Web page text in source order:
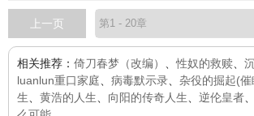
上一页
相关推荐： 倚刀春梦（改编） 、性奴的救赎
luanlun重口家庭
病毒默示录 杂役的掘起(催
生
黄浩的人生 向阳的传奇人生 逆伦皇者